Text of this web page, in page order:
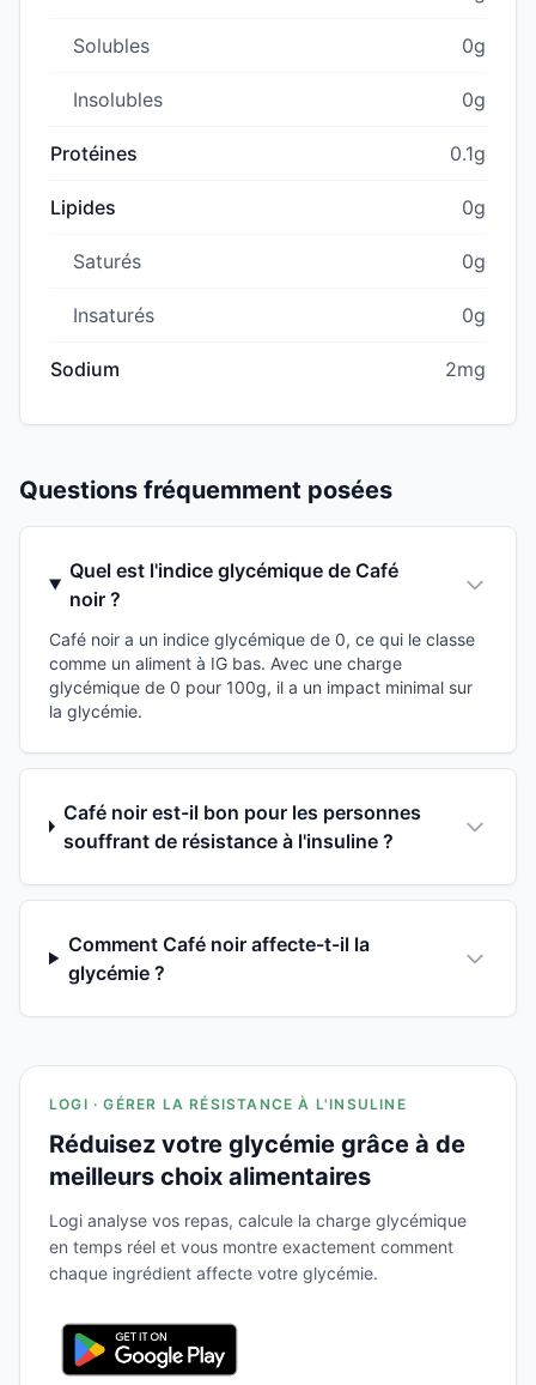
Solubles 0g
Insolubles 0g
Protéines 0.1g
Lipides 0g
Saturés 0g
Insaturés 0g
Sodium 2mg
Questions fréquemment posées
Quel est l'indice glycémique de Café
noir ?
Café noir a un indice glycémique de 0, ce qui le classe
comme un aliment à IG bas. Avec une charge
glycémique de 0 pour 100g, il a un impact minimal sur
la glycémie.
Café noir est-il bon pour les personnes
souffrant de résistance à l'insuline ?
Comment Café noir affecte-t-il la
glycémie ?
LOGI · GÉRER LA RÉSISTANCE À L'INSULINE
Réduisez votre glycémie grâce à de
meilleurs choix alimentaires
Logi analyse vos repas, calcule la charge glycémique
en temps réel et vous montre exactement comment
chaque ingrédient affecte votre glycémie.